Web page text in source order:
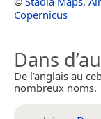
Copernicus
Dans
De l’anglais au
nombreux noms.